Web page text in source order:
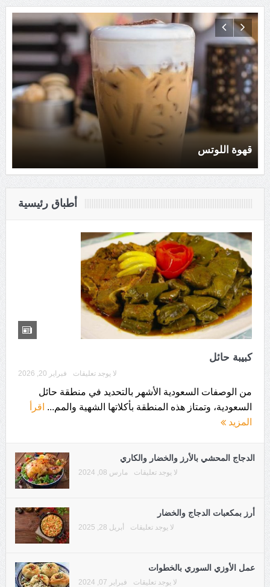
قهوة اللوتس
أطباق رئيسية
كبيبة حائل
فبراير 20, 2026 لا يوجد تعليقات
من الوصفات السعودية الأشهر بالتحديد في منطقة حائل
السعودية، وتمتاز هذه المنطقة بأكلاتها الشهية والمم... اقرأ
المزيد
الدجاج المحشي بالأرز والخضار والكاري
مارس 08, 2024 لا يوجد تعليقات
أرز بمكعبات الدجاج والخضار
أبريل 28, 2025 لا يوجد تعليقات
عمل الأوزي السوري بالخطوات
فبراير 07, 2024 لا يوجد تعليقات